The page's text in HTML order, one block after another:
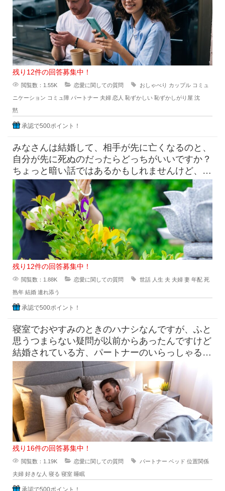
残り12件の回答募集中！
閲覧数：1.55K 恋愛に関しての質問 おしゃべり カップル コミュ
ニケーション コミュ障 パートナー 夫婦 恋人 恥ずかしい 恥ずかしがり屋 沈
黙
承認で500ポイント！
みなさんは結婚して、相手が先に亡くなるのと、
自分が先に死ぬのだったらどっちがいいですか？
ちょっと暗い話ではあるかもしれませんけど、こ
ういう2択ってよくあ
残り12件の回答募集中！
閲覧数：1.88K 恋愛に関しての質問 世話 人生 夫 夫婦 妻 年配 死
熟年 結婚 連れ添う
承認で500ポイント！
寝室でおやすみのときのハナシなんですが、ふと
思うつまらない疑問が以前からあったんですけど
結婚されている方、パートナーのいらっしゃる方
々は、好きな人とベッ
残り16件の回答募集中！
閲覧数：1.19K 恋愛に関しての質問 パートナー ベッド 位置関係
夫婦 好きな人 寝る 寝室 睡眠